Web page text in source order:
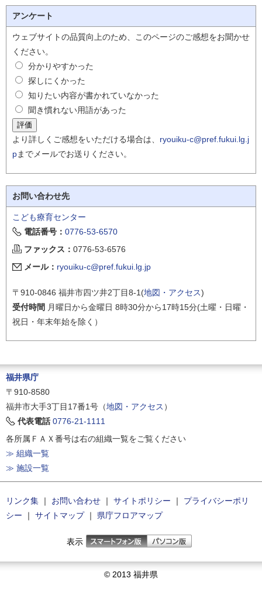
アンケート
ウェブサイトの品質向上のため、このページのご感想をお聞かせ
ください。
分かりやすかった
探しにくかった
知りたい内容が書かれていなかった
聞き慣れない用語があった
より詳しくご感想をいただける場合は、 ryouiku-c@pref.fukui.lg.j
pまでメールでお送りください。
お問い合わせ先
こども療育センター
電話番号： 0776-53-6570
ファックス： 0776-53-6576
メール： ryouiku-c@pref.fukui.lg.jp
〒910-0846 福井市四ツ井2丁目8-1(地図・アクセス)
受付時間 月曜日から金曜日 8時30分から17時15分(土曜・日曜・
祝日・年末年始を除く）
福井県庁
〒910-8580
福井市大手3丁目17番1号（地図・アクセス ）
代表電話 0776-21-1111
各所属ＦＡＸ番号は右の組織一覧をご覧ください
≫ 組織一覧
≫ 施設一覧
リンク集 ｜ お問い合わせ ｜ サイトポリシー ｜
プライバシーポリ
シー ｜ サイトマップ｜ 県庁フロアマップ
表示
© 2013 福井県